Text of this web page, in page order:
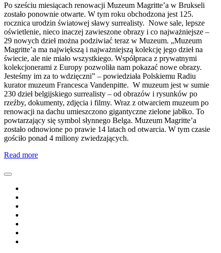
Po sześciu miesiącach renowacji Muzeum Magritte’a w Brukseli
zostało ponownie otwarte. W tym roku obchodzona jest 125.
rocznica urodzin światowej sławy surrealisty. Nowe sale, lepsze
oświetlenie, nieco inaczej zawieszone obrazy i co najważniejsze –
29 nowych dzieł można podziwiać teraz w Muzeum. „Muzeum
Magritte’a ma największą i najważniejszą kolekcję jego dzieł na
świecie, ale nie miało wszystkiego. Współpraca z prywatnymi
kolekcjonerami z Europy pozwoliła nam pokazać nowe obrazy.
Jesteśmy im za to wdzięczni” – powiedziała Polskiemu Radiu
kurator muzeum Francesca Vandenpitte. W muzeum jest w sumie
230 dzieł belgijskiego surrealisty – od obrazów i rysunków po
rzeźby, dokumenty, zdjęcia i filmy. Wraz z otwarciem muzeum po
renowacji na dachu umieszczono gigantyczne zielone jabłko. To
powtarzający się symbol słynnego Belga. Muzeum Magritte’a
zostało odnowione po prawie 14 latach od otwarcia. W tym czasie
gościło ponad 4 miliony zwiedzających.
Read more